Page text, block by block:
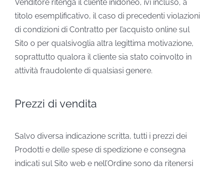
Venditore ritenga il cliente inidoneo, ivi incluso, a
titolo esemplificativo, il caso di precedenti violazioni
di condizioni di Contratto per l’acquisto online sul
Sito o per qualsivoglia altra legittima motivazione,
soprattutto qualora il cliente sia stato coinvolto in
attività fraudolente di qualsiasi genere.
Prezzi di vendita
Salvo diversa indicazione scritta, tutti i prezzi dei
Prodotti e delle spese di spedizione e consegna
indicati sul Sito web e nell’Ordine sono da ritenersi